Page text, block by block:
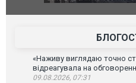
«Наживу виглядаю точно
відреагувала на
09.08.2026, 07:31